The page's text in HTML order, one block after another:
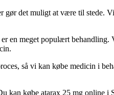
det muligt at være til stede.
meget populært
så vi kan købe medicin i
købe atarax 25 mg online i